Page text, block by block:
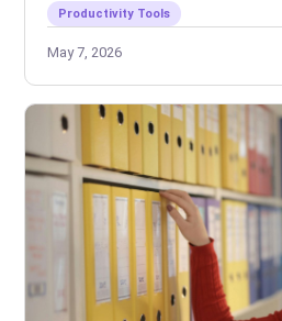
Productivity Tools
May 7, 2026